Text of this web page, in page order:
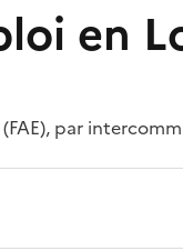
en
par